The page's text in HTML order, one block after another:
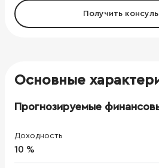
Получить
Основные
Прогнозируемые
Доходность
10 %